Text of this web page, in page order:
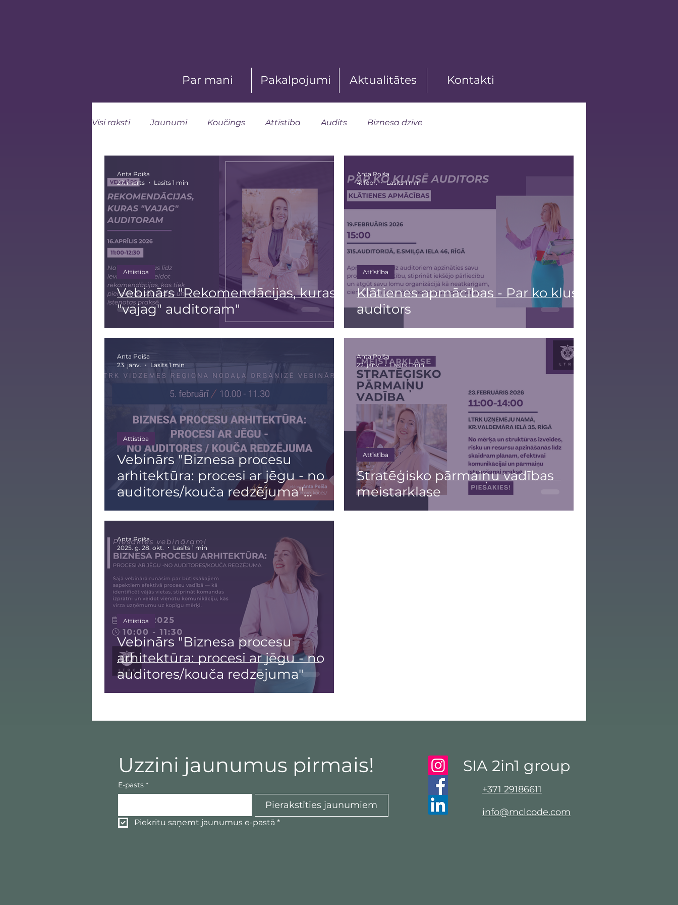
Par mani Pakalpojumi Aktualitātes Kontakti
Visi raksti Jaunumi Koučings Attīstība Audits Biznesa dzīve
Vebinārs "Rekomendācijas, kuras
"vajag" auditoram"
Attīstība
Anta Poiša
27. marts
Lasīts 1 min
Klātienes apmācības - Par ko klusē
auditors
Attīstība
Anta Poiša
4. febr.
Lasīts 1 min
Vebinārs "Biznesa procesu
arhitektūra: procesi ar jēgu - no
auditores/kouča redzējuma"
(Atkārtots kurss)
Attīstība
Anta Poiša
23. janv.
Lasīts 1 min
Stratēģisko pārmaiņu vadības
meistarklase
Attīstība
Anta Poiša
22. janv.
Lasīts 1 min
Vebinārs "Biznesa procesu
arhitektūra: procesi ar jēgu - no
auditores/kouča redzējuma"
Attīstība
Anta Poiša
2025. g. 28. okt.
Lasīts 1 min
Uzzini jaunumus pirmais!
E-pasts *
Pierakstīties jaunumiem
Piekrītu saņemt jaunumus e-pastā *
SIA 2in1 group​
+371 29186611
info@mclcode.com